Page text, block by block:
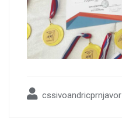
cssivoandricprnjavor